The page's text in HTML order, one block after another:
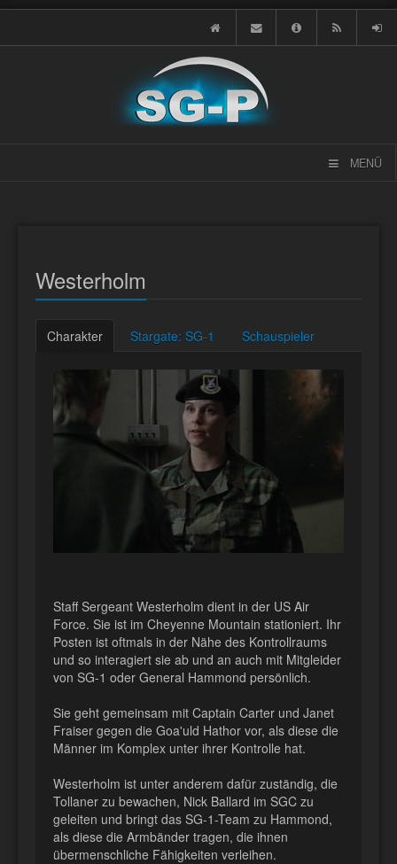
MENÜ
Westerholm
Charakter Stargate: SG-1 Schauspieler
Staff Sergeant Westerholm dient in der US Air
Force. Sie ist im Cheyenne Mountain stationiert. Ihr
Posten ist oftmals in der Nähe des Kontrollraums
und so interagiert sie ab und an auch mit Mitgleider
von SG-1 oder General Hammond persönlich.
Sie geht gemeinsam mit Captain Carter und Janet
Fraiser gegen die Goa'uld Hathor vor, als diese die
Männer im Komplex unter ihrer Kontrolle hat.
Westerholm ist unter anderem dafür zuständig, die
Tollaner zu bewachen, Nick Ballard im SGC zu
geleiten und bringt das SG-1-Team zu Hammond,
als diese die Armbänder tragen, die ihnen
übermenschliche Fähigkeiten verleihen.